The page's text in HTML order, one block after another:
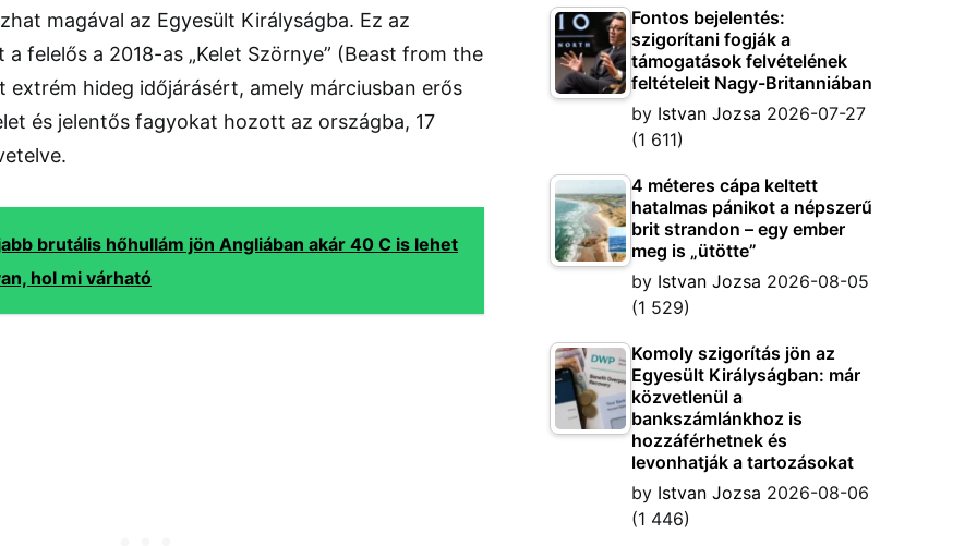
magával az Egyesült Királyságba. Ez az
a felelős a 2018-as „Kelet Szörnye” (Beast from the
extrém hideg időjárásért, amely márciusban erős
és jelentős fagyokat hozott az országba, 17
brutális hőhullám jön Angliában akár 40 C is lehet
hol mi várható
Fontos bejelentés:
szigorítani fogják a
támogatások felvételének
feltételeit Nagy-Britanniában
by Istvan Jozsa 2026-07-27
(1 611)
4 méteres cápa keltett
hatalmas pánikot a népszerű
brit strandon – egy ember
meg is „ütötte”
by Istvan Jozsa 2026-08-05
(1 529)
Komoly szigorítás jön az
Egyesült Királyságban: már
közvetlenül a
bankszámlánkhoz is
hozzáférhetnek és
levonhatják a tartozásokat
by Istvan Jozsa 2026-08-06
(1 446)